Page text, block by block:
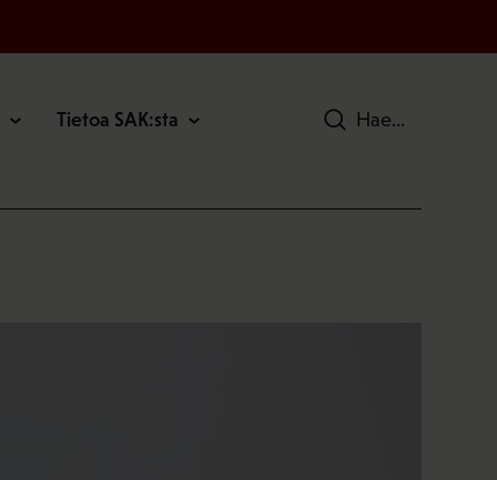
Tietoa SAK:sta Hae